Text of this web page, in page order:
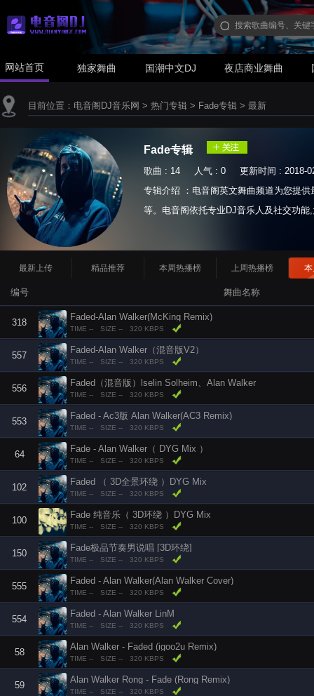
网站首页 独家舞曲 国潮中文DJ 夜店商业舞曲
目前位置： 电音阁DJ音乐网 > 热门专辑 > Fade专辑 > 最新
Fade专辑
歌曲 : 14 人气 : 0 更新时间 : 2018-
专辑介绍 ：电音阁英文舞曲频道为您提
等。电音阁依托专业DJ音乐人及社交功
最新上传 精品推荐 本周热播榜 上周热播榜 本
编号 舞曲名称
318
Faded-Alan Walker(McKing Remix)
TIME -- SIZE -- 320 KBPS
557
Faded-Alan Walker（混音版V2）
TIME -- SIZE -- 320 KBPS
556
Faded（混音版）lselin Solheim、Alan Walker
TIME -- SIZE -- 320 KBPS
553
Faded - Ac3版 Alan Walker(AC3 Remix)
TIME -- SIZE -- 320 KBPS
64
Fade - Alan Walker（ DYG Mix ）
TIME -- SIZE -- 320 KBPS
102
Faded （ 3D全景环绕 ）DYG Mix
TIME -- SIZE -- 320 KBPS
100
Fade 纯音乐（ 3D环绕 ）DYG Mix
TIME -- SIZE -- 320 KBPS
150
Fade极品节奏男说唱 [3D环绕]
TIME -- SIZE -- 320 KBPS
555
Faded - Alan Walker(Alan Walker Cover)
TIME -- SIZE -- 320 KBPS
554
Faded - Alan Walker LinM
TIME -- SIZE -- 320 KBPS
58
Alan Walker - Faded (igoo2u Remix)
TIME -- SIZE -- 320 KBPS
59
Alan Walker Rong - Fade (Rong Remix)
TIME -- SIZE -- 320 KBPS